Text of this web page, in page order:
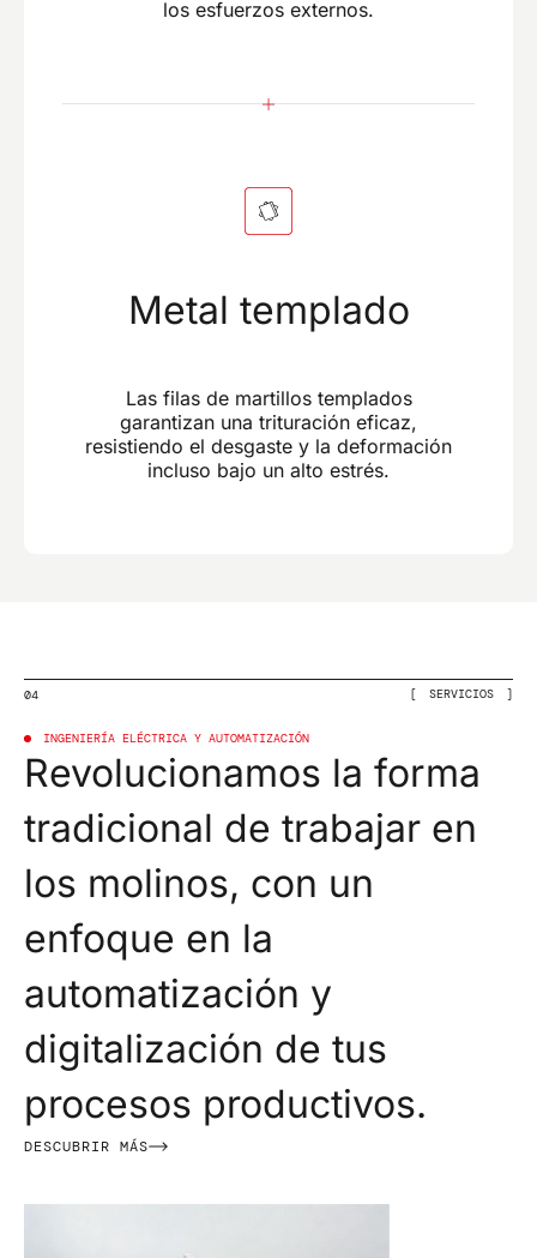
los esfuerzos externos.
Metal templado
Las filas de martillos templados
garantizan una trituración eficaz,
resistiendo el desgaste y la deformación
incluso bajo un alto estrés.
04 SERVICIOS
INGENIERÍA ELÉCTRICA Y AUTOMATIZACIÓN
Revolucionamos la forma
tradicional de trabajar en
los molinos, con un
enfoque en la
automatización y
digitalización de tus
procesos productivos.
DESCUBRIR MÁS